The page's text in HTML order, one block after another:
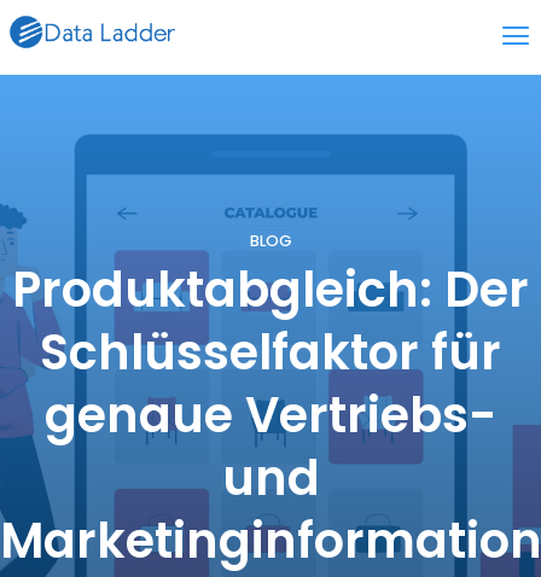
BLOG
Produktabgleich: Der
Schlüsselfaktor für
genaue Vertriebs-
und